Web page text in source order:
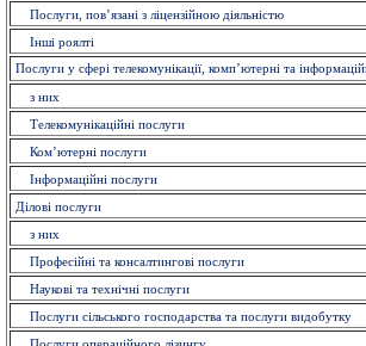
Послуги, пов’язані з ліцензійною діяльністю
Інші роялті
Послуги у сфері телекомунікації, комп’ютерні та
з них
Телекомунікаційні послуги
Ком’ютерні послуги
Інформаційні послуги
Ділові послуги
з них
Професійні та консалтингові послуги
Наукові та технічні послуги
Послуги сільського господарства та послуги видобутку